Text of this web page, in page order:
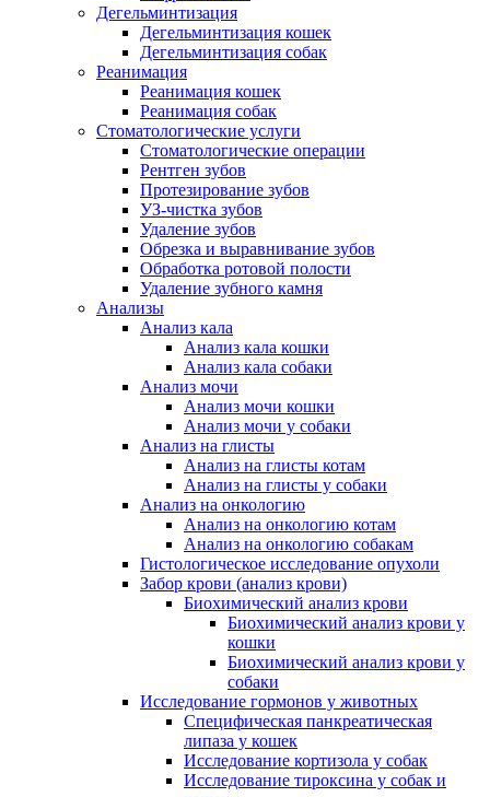
Дегельминтизация
Дегельминтизация кошек
Дегельминтизация собак
Реанимация
Реанимация кошек
Реанимация собак
Стоматологические услуги
Стоматологические операции
Рентген зубов
Протезирование зубов
УЗ-чистка зубов
Удаление зубов
Обрезка и выравнивание зубов
Обработка ротовой полости
Удаление зубного камня
Анализы
Анализ кала
Анализ кала кошки
Анализ кала собаки
Анализ мочи
Анализ мочи кошки
Анализ мочи у собаки
Анализ на глисты
Анализ на глисты котам
Анализ на глисты у собаки
Анализ на онкологию
Анализ на онкологию котам
Анализ на онкологию собакам
Гистологическое исследование опухоли
Забор крови (анализ крови)
Биохимический анализ крови
Биохимический анализ крови у
кошки
Биохимический анализ крови у
собаки
Исследование гормонов у животных
Специфическая панкреатическая
липаза у кошек
Исследование кортизола у собак
Исследование тироксина у собак и